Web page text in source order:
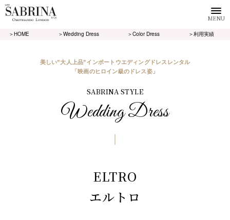
MENU
＞HOME ＞Wedding Dress ＞Color Dress ＞利用実績
美しい”大人上品”インポートウエディングドレスレンタル
「映画のヒロイン級のドレス姿」
SABRINA STYLE
Wedding Dress
ELTRO
エルトロ